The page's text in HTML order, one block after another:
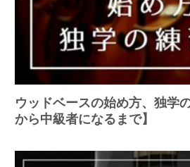
ウッドベースの始め方、独学
から中級者になるまで】